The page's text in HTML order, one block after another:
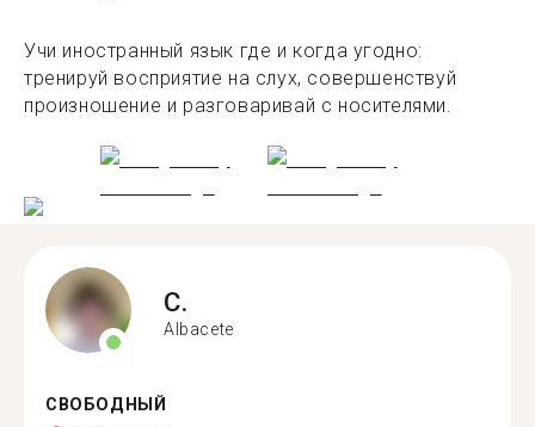
Учи иностранный язык где и когда угодно:
тренируй восприятие на слух, совершенствуй
произношение и разговаривай с носителями.
C.
Albacete
СВОБОДНЫЙ